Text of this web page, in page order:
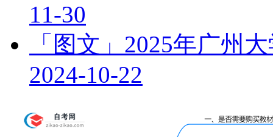
11-30
「图文」2025年广州
2024-10-22